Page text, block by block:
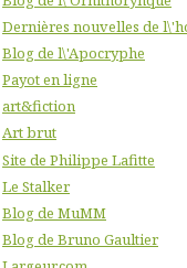
Dernières nouvelles de
Blog de l\'Apocryphe
Payot en ligne
art&fiction
Art brut
Site de Philippe Lafitte
Le Stalker
Blog de MuMM
Blog de Bruno Gaultier